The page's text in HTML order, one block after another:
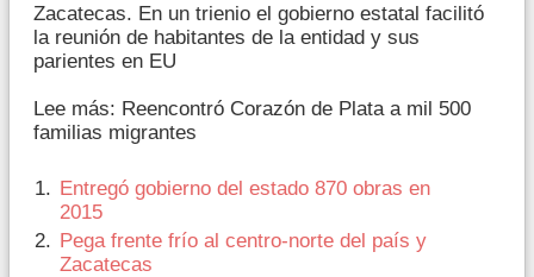
Zacatecas. En un trienio el gobierno estatal facilitó
la reunión de habitantes de la entidad y sus
parientes en EU
Lee más: Reencontró Corazón de Plata a mil 500
familias migrantes
Entregó gobierno del estado 870 obras en
2015
Pega frente frío al centro-norte del país y
Zacatecas